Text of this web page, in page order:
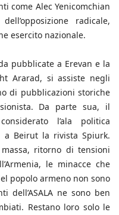
come Alec Yenicomchian
radicale,
esercito nazionale.
pubblicate a Erevan e la
Ararad, si assiste negli
di pubblicazioni storiche
Da parte sua, il
l’ala politica
a Beirut la rivista Spiurk.
ritorno di tensioni
le minacce che
popolo armeno non sono
dell’ASALA ne sono ben
Restano loro solo le